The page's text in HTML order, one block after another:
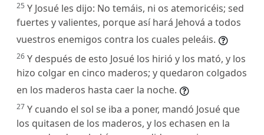
25 Y Josué les dijo: No temáis, ni os atemoricéis; sed
fuertes y valientes, porque así hará Jehová a todos
vuestros enemigos contra los cuales peleáis.
26 Y después de esto Josué los hirió y los mató, y los
hizo colgar en cinco maderos; y quedaron colgados
en los maderos hasta caer la noche.
27 Y cuando el sol se iba a poner, mandó Josué que
los quitasen de los maderos, y los echasen en la